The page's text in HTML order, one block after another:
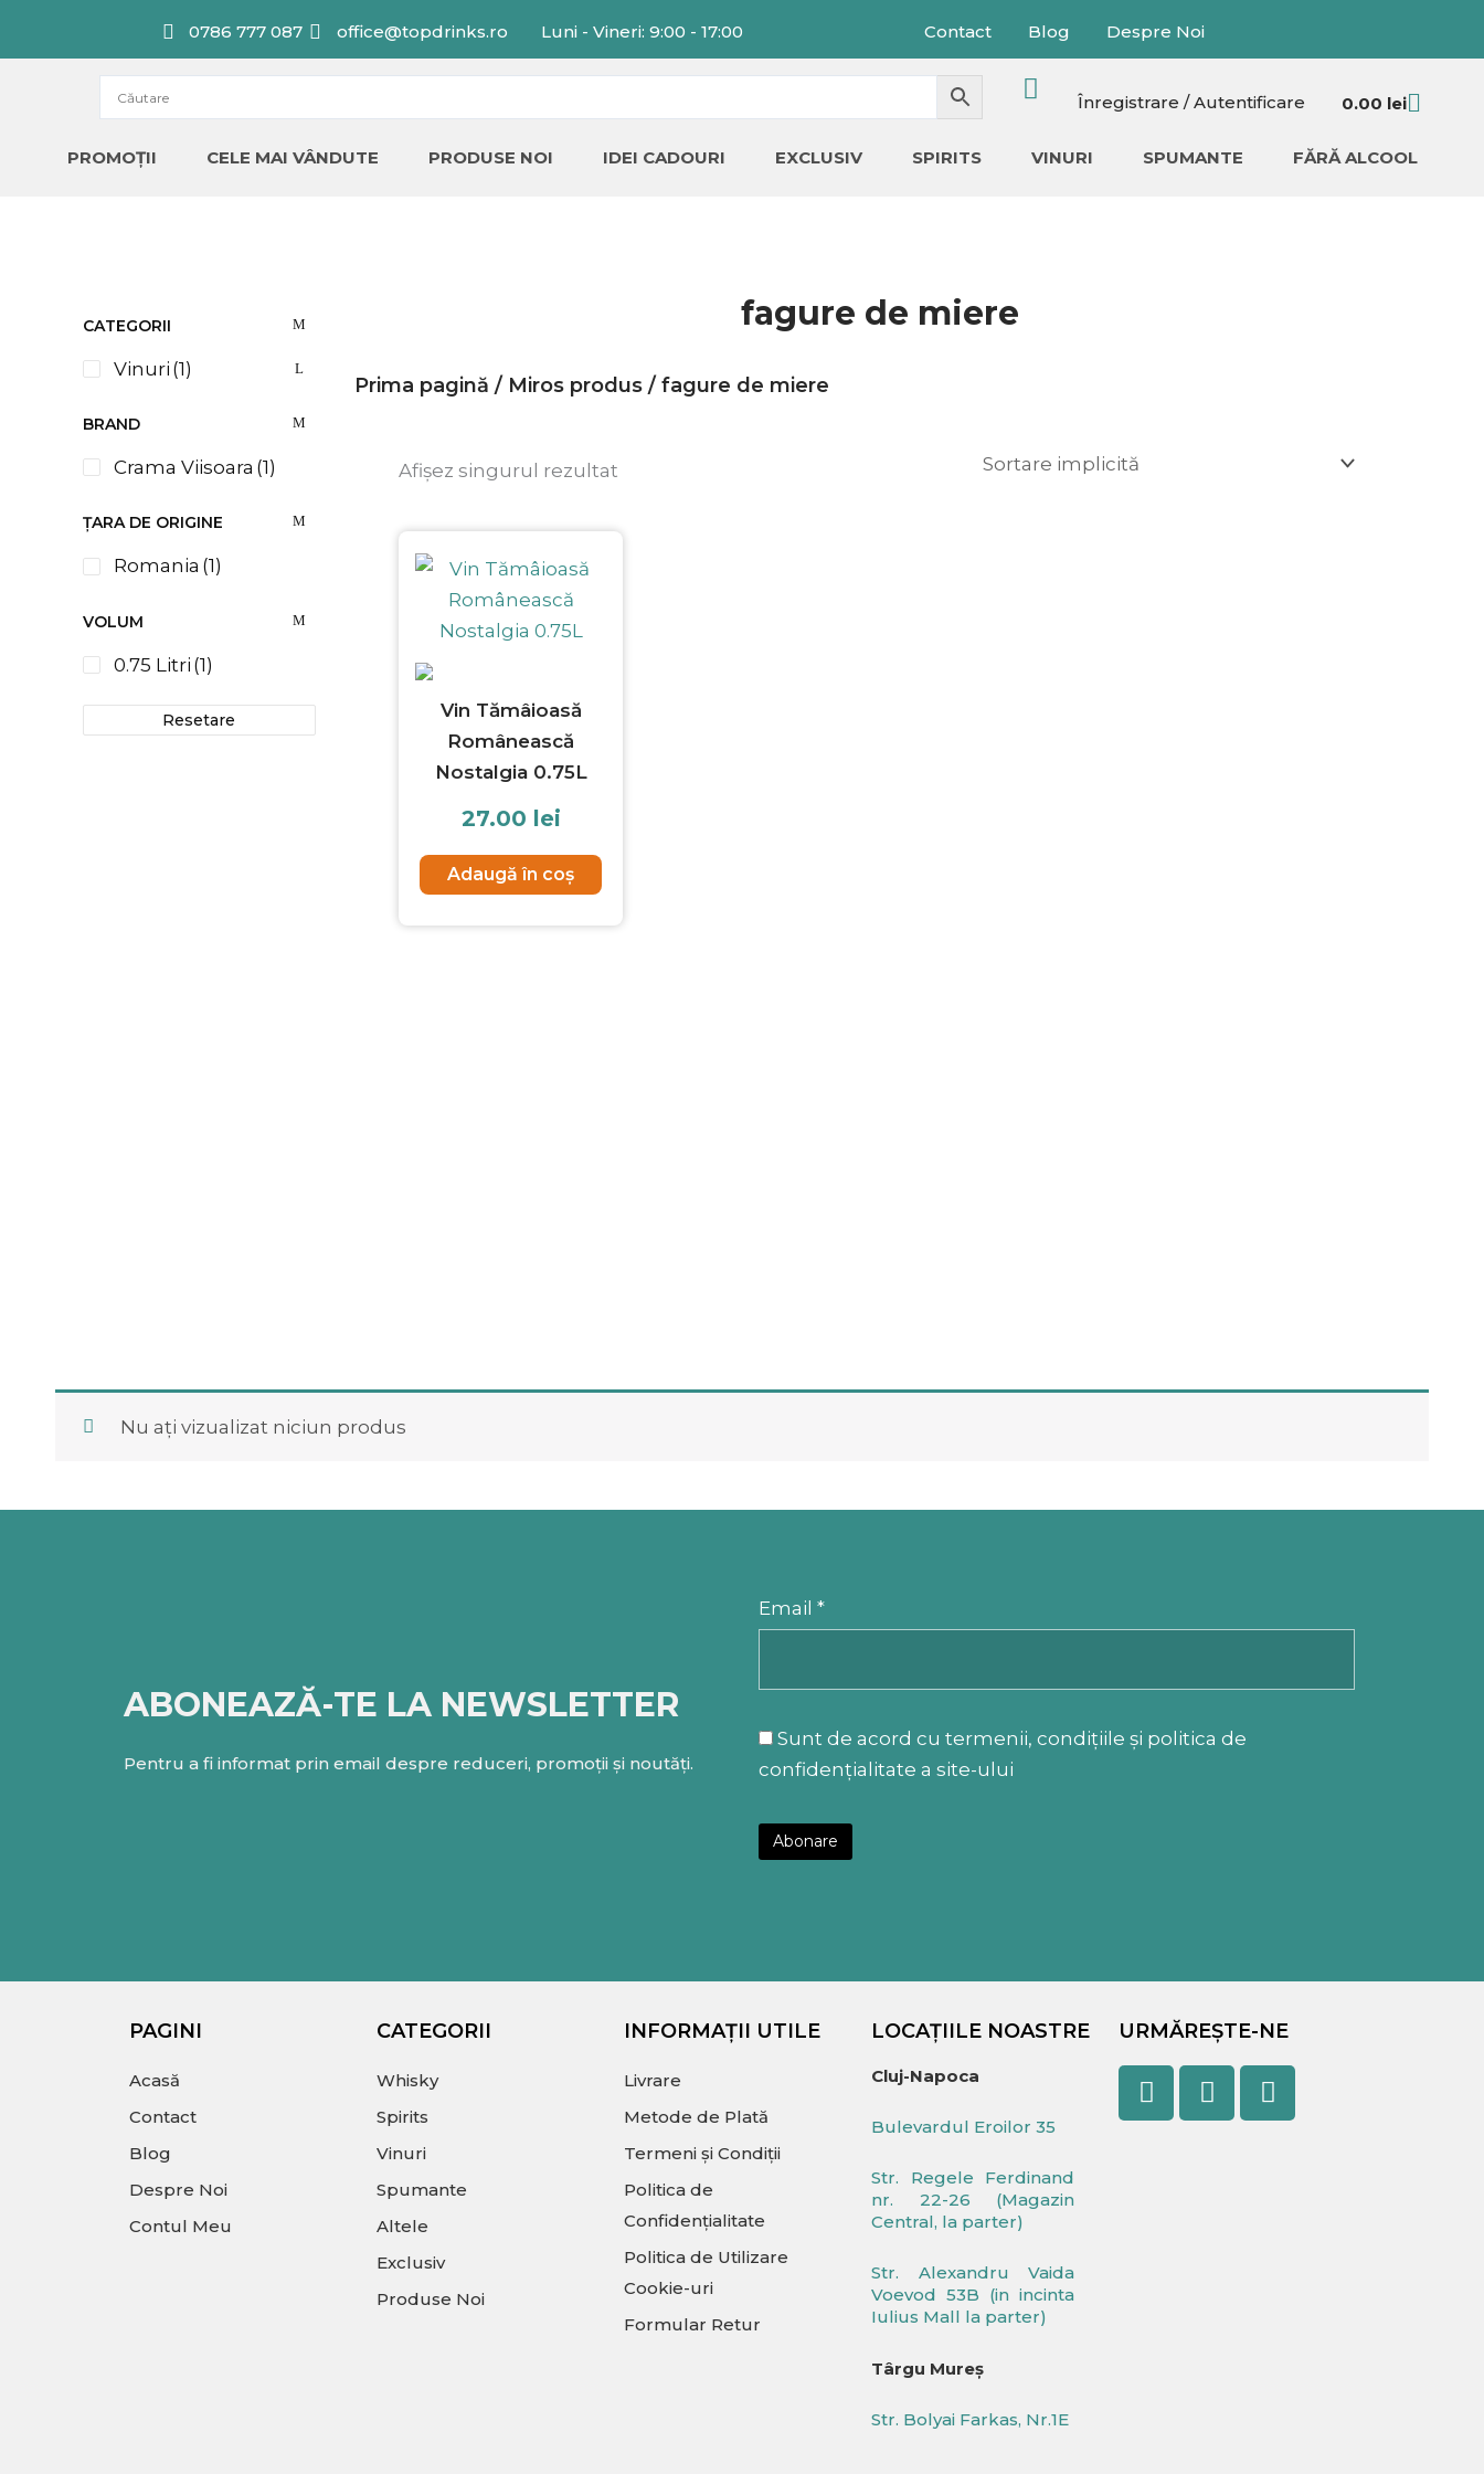
0786 777 087 office@topdrinks.ro Luni - Vineri: 9:00 - 17:00 Contact Blog Despre Noi
Înregistrare / Autentificare 0.00 leiCart
PROMOȚII CELE MAI VÂNDUTE PRODUSE NOI IDEI CADOURI EXCLUSIV SPIRITS VINURI SPUMANTE FĂRĂ ALCOOL
CATEGORII
Vinuri (1)
BRAND
Crama Viisoara (1)
ȚARA DE ORIGINE
Romania (1)
VOLUM
0.75 Litri (1)
Resetare
fagure de miere
Prima pagină / Miros produs / fagure de miere
Afișez singurul rezultat
Vin Tămâioasă
Românească
Nostalgia 0.75L
27.00 lei
Adaugă în coș
Nu ați vizualizat niciun produs
ABONEAZĂ-TE LA NEWSLETTER
Pentru a fi informat prin email despre reduceri, promoții și noutăți.
Email *
Sunt de acord cu termenii, condițiile și politica de
confidențialitate a site-ului
PAGINI
Acasă
Contact
Blog
Despre Noi
Contul Meu
CATEGORII
Whisky
Spirits
Vinuri
Spumante
Altele
Exclusiv
Produse Noi
INFORMAȚII UTILE
Livrare
Metode de Plată
Termeni și Condiții
Politica de
Confidențialitate
Politica de Utilizare
Cookie-uri
Formular Retur
LOCAȚIILE NOASTRE
Cluj-Napoca
Bulevardul Eroilor 35
Str. Regele Ferdinand
nr. 22-26 (Magazin
Central, la parter)
Str. Alexandru Vaida
Voevod 53B (in incinta
Iulius Mall la parter)
Târgu Mureș
Str. Bolyai Farkas, Nr.1E
URMĂREȘTE-NE
Facebook
YoutubeInstagram